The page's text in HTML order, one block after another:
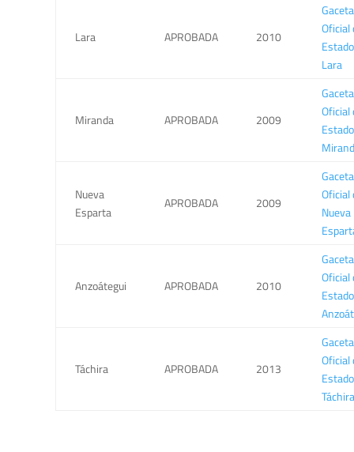
Lara APROBADA 2010
Gaceta
Oficial
Estado
Lara
Miranda APROBADA 2009
Gaceta
Oficial
Estado
Nueva
Esparta
APROBADA 2009
Gaceta
Oficial
Nueva
Anzoátegui APROBADA 2010
Gaceta
Oficial
Estado
Táchira APROBADA 2013
Gaceta
Oficial
Estado
Táchira